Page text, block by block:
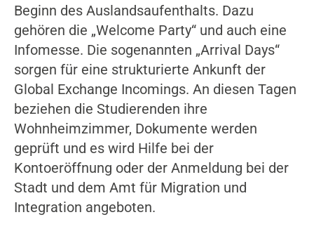
Beginn des Auslandsaufenthalts. Dazu
gehören die „Welcome Party“ und auch eine
Infomesse. Die sogenannten „Arrival Days“
sorgen für eine strukturierte Ankunft der
Global Exchange Incomings. An diesen Tagen
beziehen die Studierenden ihre
Wohnheimzimmer, Dokumente werden
geprüft und es wird Hilfe bei der
Kontoeröffnung oder der Anmeldung bei der
Stadt und dem Amt für Migration und
Integration angeboten.